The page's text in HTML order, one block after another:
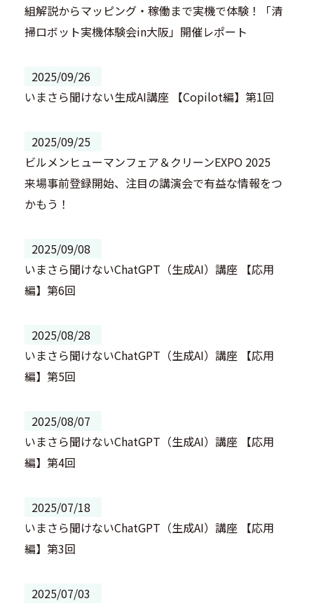
組解説からマッピング・稼働まで実機で体験！「清
掃ロボット実機体験会in大阪」開催レポート
2025/09/26
いまさら聞けない生成AI講座 【Copilot編】第1回
2025/09/25
ビルメンヒューマンフェア＆クリーンEXPO 2025
来場事前登録開始、注目の講演会で有益な情報をつ
かもう！
2025/09/08
いまさら聞けないChatGPT（生成AI）講座 【応用
編】第6回
2025/08/28
いまさら聞けないChatGPT（生成AI）講座 【応用
編】第5回
2025/08/07
いまさら聞けないChatGPT（生成AI）講座 【応用
編】第4回
2025/07/18
いまさら聞けないChatGPT（生成AI）講座 【応用
編】第3回
2025/07/03